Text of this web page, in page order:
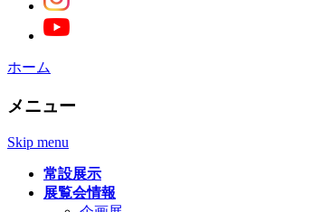
ホーム
メニュー
Skip menu
常設展示
展覧会情報